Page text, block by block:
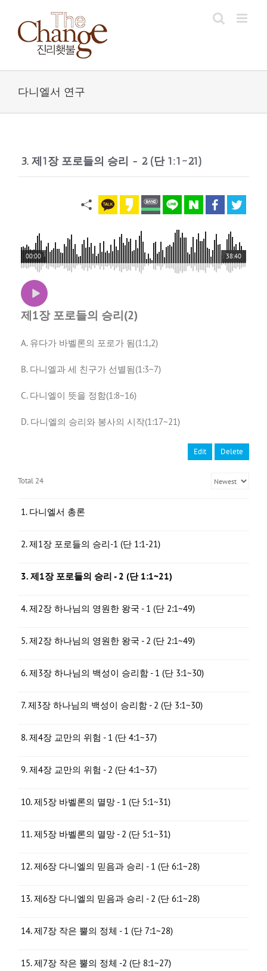
content
다니엘서 연구
3. 제1장 포로들의 승리 - 2 (단 1:1~21)
38:40
00:00
제1장 포로들의 승리(2)
A. 유다가 바벨론의 포로가 됨(1:1,2)
B. 다니엘과 세 친구가 선별됨(1:3~7)
C. 다니엘이 뜻을 정함(1:8~16)
D. 다니엘의 승리와 봉사의 시작(1:17~21)
Edit Delete
Total 24
1. 다니엘서 총론
2. 제1장 포로들의 승리-1 (단 1:1-21)
3. 제1장 포로들의 승리 - 2 (단 1:1~21)
4. 제2장 하나님의 영원한 왕국 - 1 (단 2:1~49)
5. 제2장 하나님의 영원한 왕국 - 2 (단 2:1~49)
6. 제3장 하나님의 백성이 승리함 - 1 (단 3:1~30)
7. 제3장 하나님의 백성이 승리함 - 2 (단 3:1~30)
8. 제4장 교만의 위험 - 1 (단 4:1~37)
9. 제4장 교만의 위험 - 2 (단 4:1~37)
10. 제5장 바벨론의 멸망 - 1 (단 5:1~31)
11. 제5장 바벨론의 멸망 - 2 (단 5:1~31)
12. 제6장 다니엘의 믿음과 승리 - 1 (단 6:1~28)
13. 제6장 다니엘의 믿음과 승리 - 2 (단 6:1~28)
14. 제7장 작은 뿔의 정체 - 1 (단 7:1~28)
15. 제7장 작은 뿔의 정체 -2 (단 8:1~27)